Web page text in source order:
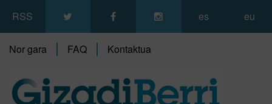
RSS es eu
Nor gara FAQ Kontaktua